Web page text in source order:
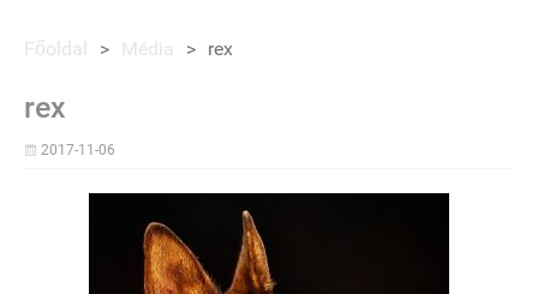
Főoldal > Média > rex
rex
2017-11-06